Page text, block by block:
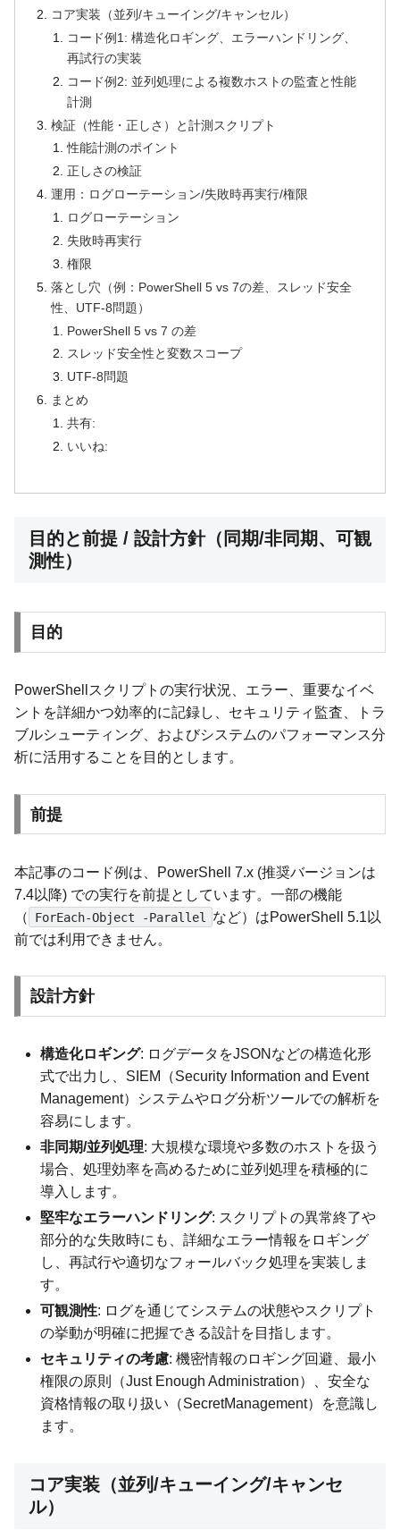
コア実装（並列/キューイング/キャンセル）
コード例1: 構造化ロギング、エラーハンドリング、
再試行の実装
コード例2: 並列処理による複数ホストの監査と性能
計測
検証（性能・正しさ）と計測スクリプト
性能計測のポイント
正しさの検証
運用：ログローテーション/失敗時再実行/権限
ログローテーション
失敗時再実行
権限
落とし穴（例：PowerShell 5 vs 7の差、スレッド安全
性、UTF-8問題）
PowerShell 5 vs 7 の差
スレッド安全性と変数スコープ
UTF-8問題
まとめ
共有:
いいね:
目的と前提 / 設計方針（同期/非同期、可観
測性）
目的
PowerShellスクリプトの実行状況、エラー、重要なイベ
ントを詳細かつ効率的に記録し、セキュリティ監査、トラ
ブルシューティング、およびシステムのパフォーマンス分
析に活用することを目的とします。
前提
本記事のコード例は、PowerShell 7.x (推奨バージョンは
7.4以降) での実行を前提としています。一部の機能
（
ForEach-Object -Parallel
など）はPowerShell 5.1以
前では利用できません。
設計方針
構造化ロギング: ログデータをJSONなどの構造化形
式で出力し、SIEM（Security Information and Event
Management）システムやログ分析ツールでの解析を
容易にします。
非同期/並列処理: 大規模な環境や多数のホストを扱う
場合、処理効率を高めるために並列処理を積極的に
導入します。
堅牢なエラーハンドリング: スクリプトの異常終了や
部分的な失敗時にも、詳細なエラー情報をロギング
し、再試行や適切なフォールバック処理を実装しま
す。
可観測性: ログを通じてシステムの状態やスクリプト
の挙動が明確に把握できる設計を目指します。
セキュリティの考慮: 機密情報のロギング回避、最小
権限の原則（Just Enough Administration）、安全な
資格情報の取り扱い（SecretManagement）を意識し
ます。
コア実装（並列/キューイング/キャンセ
ル）